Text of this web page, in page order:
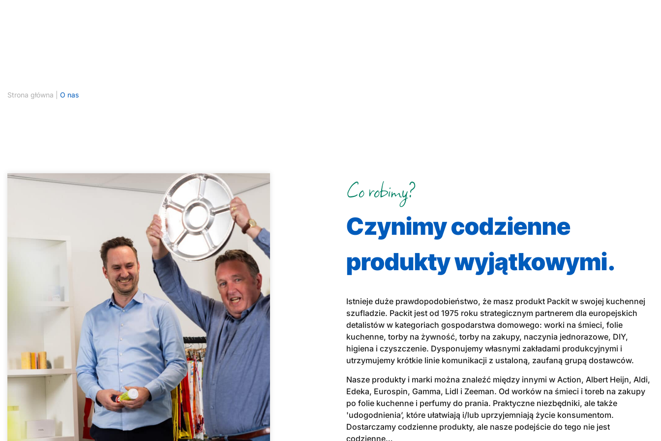
Strona główna O nas
Co robimy?
Czynimy codzienne
produkty wyjątkowymi.
Istnieje duże prawdopodobieństwo, że masz produkt Packit w swojej kuchennej
szufladzie. Packit jest od 1975 roku strategicznym partnerem dla europejskich
detalistów w kategoriach gospodarstwa domowego: worki na śmieci, folie
kuchenne, torby na żywność, torby na zakupy, naczynia jednorazowe, DIY,
higiena i czyszczenie. Dysponujemy własnymi zakładami produkcyjnymi i
utrzymujemy krótkie linie komunikacji z ustaloną, zaufaną grupą dostawców.
Nasze produkty i marki można znaleźć między innymi w Action, Albert Heijn, Aldi,
Edeka, Eurospin, Gamma, Lidl i Zeeman. Od worków na śmieci i toreb na zakupy
po folie kuchenne i perfumy do prania. Praktyczne niezbędniki, ale także
'udogodnienia’, które ułatwiają i/lub uprzyjemniają życie konsumentom.
Dostarczamy codzienne produkty, ale nasze podejście do tego nie jest
codzienne…